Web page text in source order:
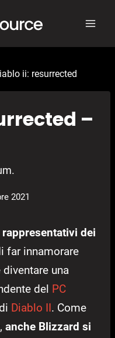
ii: resurrected
–
2021
dei
far innamorare
una
del PC
Diablo II. Come
anche Blizzard si